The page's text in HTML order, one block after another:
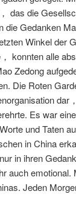
das die
die Gedanken
Winkel der
konnten alle
Zedong
Die Roten
dar
Es war
und Taten
in China
in ihren
auch emotional.
Jeden